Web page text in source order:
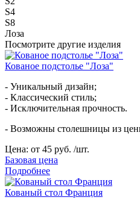
S4
S8
Лоза
Посмотрите другие изделия
Кованое подстолье "Лоза"
- Уникальный дизайн;
- Классический стиль;
- Исключительная прочность.
- Возможны столешницы из
Цена: от 45 руб. /шт.
Базовая цена
Подробнее
Кованый стол Франция